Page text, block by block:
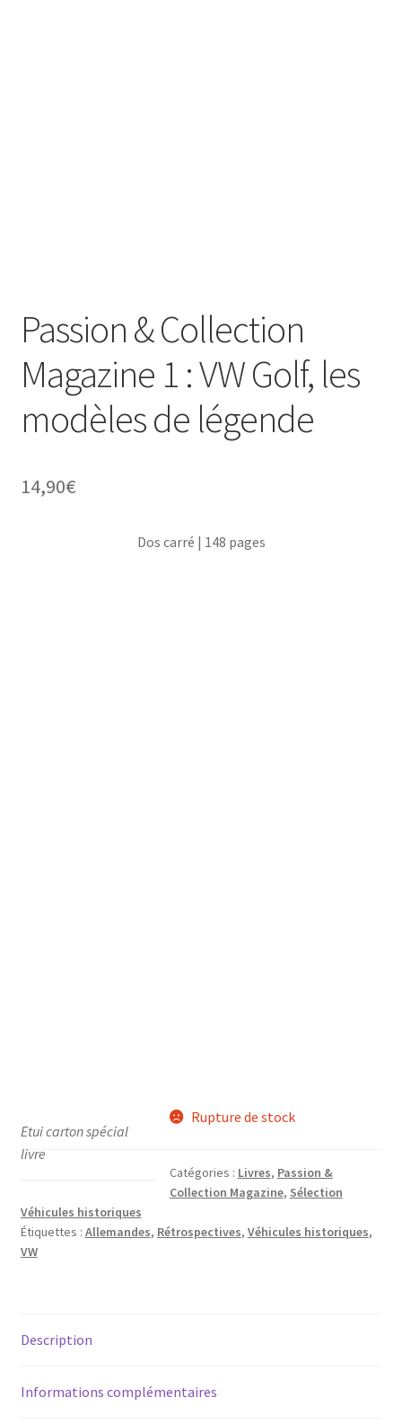
Passion & Collection
Magazine 1 : VW Golf, les
modèles de légende
14,90€
Dos carré | 148 pages
Etui carton spécial
livre
Rupture de stock
Catégories : Livres, Passion &
Collection Magazine, Sélection
Véhicules historiques
Étiquettes : Allemandes, Rétrospectives, Véhicules historiques,
VW
Description
Informations complémentaires